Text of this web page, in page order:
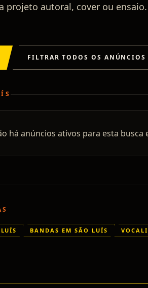
projeto autoral, cover ou
FILTRAR TODOS OS ANÚNCIOS
há anúncios ativos para esta busca
BANDAS EM SÃO LUÍS